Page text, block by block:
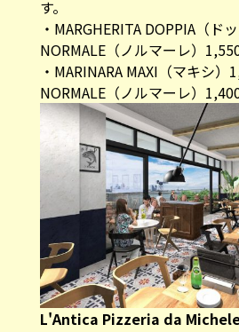
す。
・MARGHERITA DOPPIA（ド
NORMALE（ノルマーレ）
・MARINARA MAXI（マキシ）
NORMALE（ノルマーレ）
L'Antica Pizzeria da